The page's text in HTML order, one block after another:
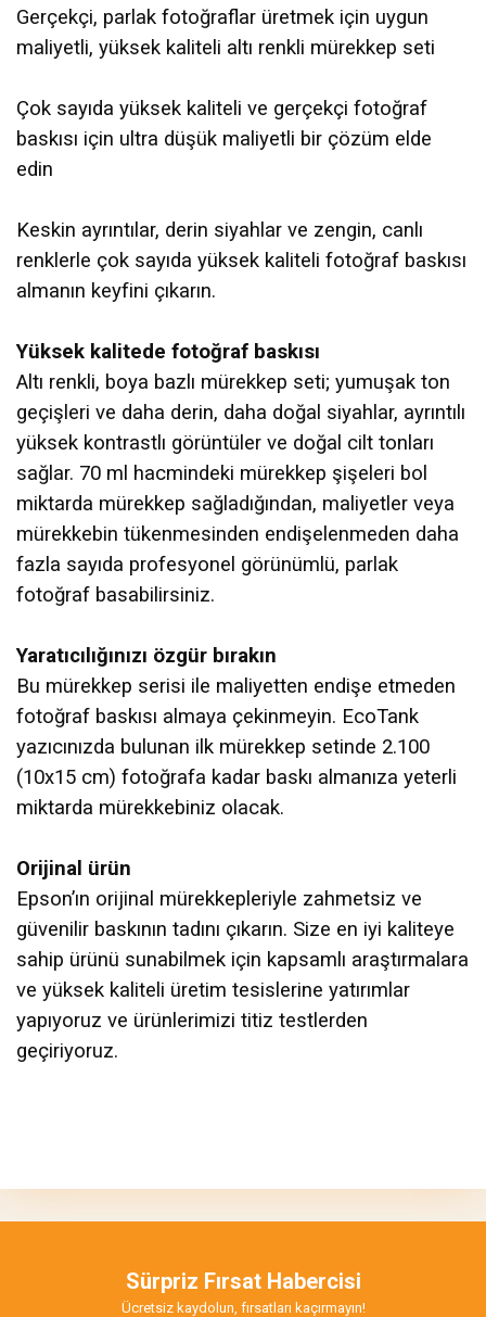
Gerçekçi, parlak fotoğraflar üretmek için uygun
maliyetli, yüksek kaliteli altı renkli mürekkep seti
Çok sayıda yüksek kaliteli ve gerçekçi fotoğraf
baskısı için ultra düşük maliyetli bir çözüm elde
edin
Keskin ayrıntılar, derin siyahlar ve zengin, canlı
renklerle çok sayıda yüksek kaliteli fotoğraf baskısı
almanın keyfini çıkarın.
Yüksek kalitede fotoğraf baskısı
Altı renkli, boya bazlı mürekkep seti; yumuşak ton
geçişleri ve daha derin, daha doğal siyahlar, ayrıntılı
yüksek kontrastlı görüntüler ve doğal cilt tonları
sağlar. 70 ml hacmindeki mürekkep şişeleri bol
miktarda mürekkep sağladığından, maliyetler veya
mürekkebin tükenmesinden endişelenmeden daha
fazla sayıda profesyonel görünümlü, parlak
fotoğraf basabilirsiniz.
Yaratıcılığınızı özgür bırakın
Bu mürekkep serisi ile maliyetten endişe etmeden
fotoğraf baskısı almaya çekinmeyin. EcoTank
yazıcınızda bulunan ilk mürekkep setinde 2.100
(10x15 cm) fotoğrafa kadar baskı almanıza yeterli
miktarda mürekkebiniz olacak.
Orijinal ürün
Epson’ın orijinal mürekkepleriyle zahmetsiz ve
güvenilir baskının tadını çıkarın. Size en iyi kaliteye
sahip ürünü sunabilmek için kapsamlı araştırmalara
ve yüksek kaliteli üretim tesislerine yatırımlar
yapıyoruz ve ürünlerimizi titiz testlerden
geçiriyoruz.
Yorum Yaz
Ürün bilgilerinde hatalar bulunuyor.
Sürpriz Fırsat Habercisi
Ücretsiz kaydolun, fırsatları kaçırmayın!